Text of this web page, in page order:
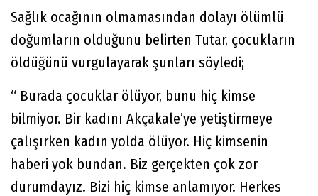
Sağlık ocağının olmamasından dolayı ölümlü
doğumların olduğunu belirten Tutar, çocukların
öldüğünü vurgulayarak şunları söyledi;
“ Burada çocuklar ölüyor, bunu hiç kimse
bilmiyor. Bir kadını Akçakale’ye yetiştirmeye
çalışırken kadın yolda ölüyor. Hiç kimsenin
haberi yok bundan. Biz gerçekten çok zor
durumdayız. Bizi hiç kimse anlamıyor. Herkes